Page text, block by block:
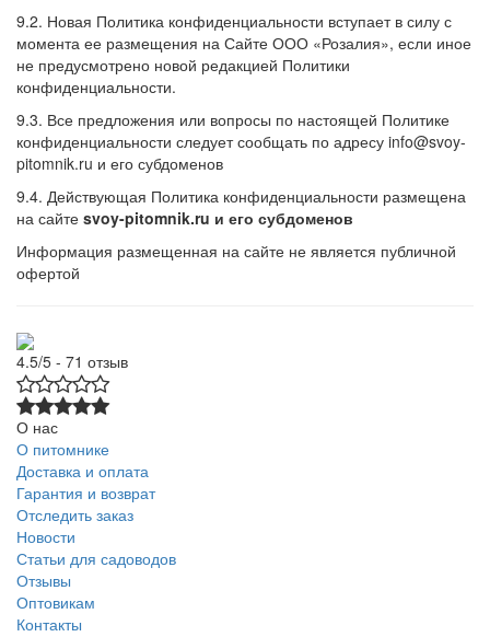
9.2. Новая Политика конфиденциальности вступает в силу с
момента ее размещения на Сайте ООО «Розалия», если иное
не предусмотрено новой редакцией Политики
конфиденциальности.
9.3. Все предложения или вопросы по настоящей Политике
конфиденциальности следует сообщать по адресу info@svoy-
pitomnik.ru и его субдоменов
9.4. Действующая Политика конфиденциальности размещена
на сайте svoy-pitomnik.ru и его субдоменов
Информация размещенная на сайте не является публичной
офертой
4.5/5 - 71 отзыв
О нас
О питомнике
Доставка и оплата
Гарантия и возврат
Отследить заказ
Новости
Статьи для садоводов
Отзывы
Оптовикам
Контакты